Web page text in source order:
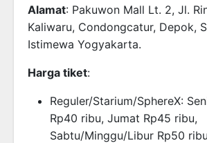
Alamat: Pakuwon Mall Lt. 2, Jl.
Kaliwaru, Condongcatur, Depok,
Istimewa Yogyakarta.
Harga tiket:
Reguler/Starium/SphereX:
Rp40 ribu, Jumat Rp45 ribu,
Sabtu/Minggu/Libur Rp50